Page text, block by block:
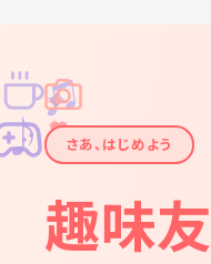
✦
✦
✧
✧
♪
♫
さあ、はじめよう
趣味友